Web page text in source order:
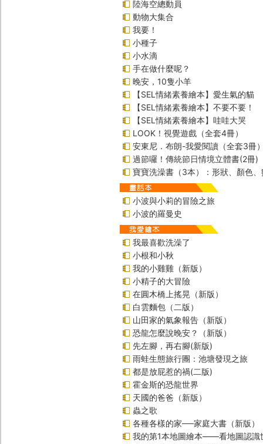
陸海空總動員
動物大集合
我要！
小種子
小水滴
手在做什麼呢？
晚安，10隻小羊
【SEL情緒素養繪本】愛生氣的貓
【SEL情緒素養繪本】不要不要！
【SEL情緒素養繪本】哇哇大哭
LOOK！視覺遊戲（全套4冊）
安東尼．布朗-我愛閱讀（全套3冊
過節囉！傳統節日情境立體書(2冊)
寶寶洗澡書（3本）：形狀、顏色、
小波與小莉的冒險之旅
小波的羅曼史
我最喜歡洗澡了
小根和小秋
我的小雞雞（新版）
小精子的大冒險
在圓木橋上搖晃（新版）
白雲麵包（二版）
山田家的氣象報告（新版）
恐龍怎麼說晚安？（新版）
先左腳，再右腳(新版)
雨蛙生態旅行團：池塘發現之旅
都是放屁惹的禍(二版)
霍金斯的恐龍世界
天國的爸爸（新版）
蟲之歌
各種各樣的家──家庭大書（新版）
我的第1本地圖繪本――看地圖認識